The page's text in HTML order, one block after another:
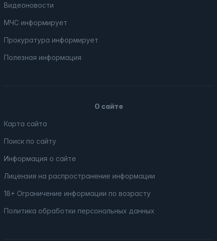
Видеоновости
МЧС информирует
Прокуратура информирует
Полезная информация
О сайте
Карта сайта
Поиск по сайту
Информация о сайте
Лицензия на распространение информации
18+ Ограничение информации по возрасту
Политика обработки персональных данных